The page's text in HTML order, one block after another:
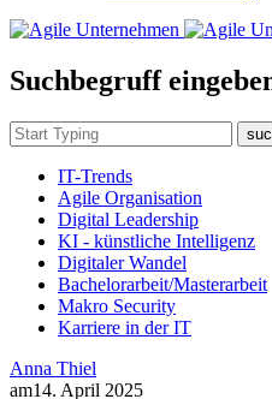
Suchbegruff
IT-Trends
Agile Organisation
Digital Leadership
KI - künstliche Intelligenz
Digitaler Wandel
Bachelorarbeit/Masterarbeit
Makro Security
Karriere in der IT
Anna Thiel
am14. April 2025